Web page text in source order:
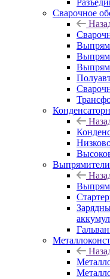
Сварочное
Выпрямители